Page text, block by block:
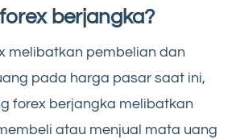
berjangka?
melibatkan pembelian dan
pada harga pasar saat ini,
forex berjangka melibatkan
atau menjual mata uang